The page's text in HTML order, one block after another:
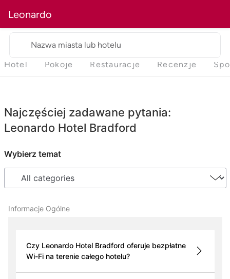
Leonardo
Nazwa miasta lub hotelu
Hotel Pokoje Restauracje Recenzje
Najczęściej zadawane pytania:
Leonardo Hotel Bradford
Wybierz temat
Informacje Ogólne
Czy Leonardo Hotel Bradford oferuje bezpłatne
Wi-Fi na terenie całego hotelu?